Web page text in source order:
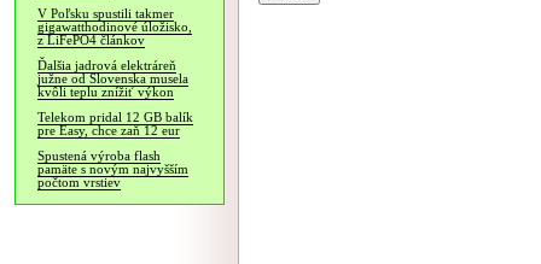
V Poľsku spustili takmer
gigawatthodinové úložisko,
z LiFePO4 článkov
Ďalšia jadrová elektráreň
južne od Slovenska musela
kvôli teplu znížiť výkon
Telekom pridal 12 GB balík
pre Easy, chce zaň 12 eur
Spustená výroba flash
pamäte s novým najvyšším
počtom vrstiev